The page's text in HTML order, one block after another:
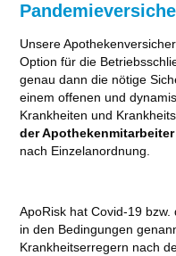
Unsere
Option für die
genau dann die nötige
einem offenen und
Krankheiten und
der
nach Einzelanordnung.
ApoRisk hat Covid-19 bzw.
in den Bedingungen
Krankheitserregern nach